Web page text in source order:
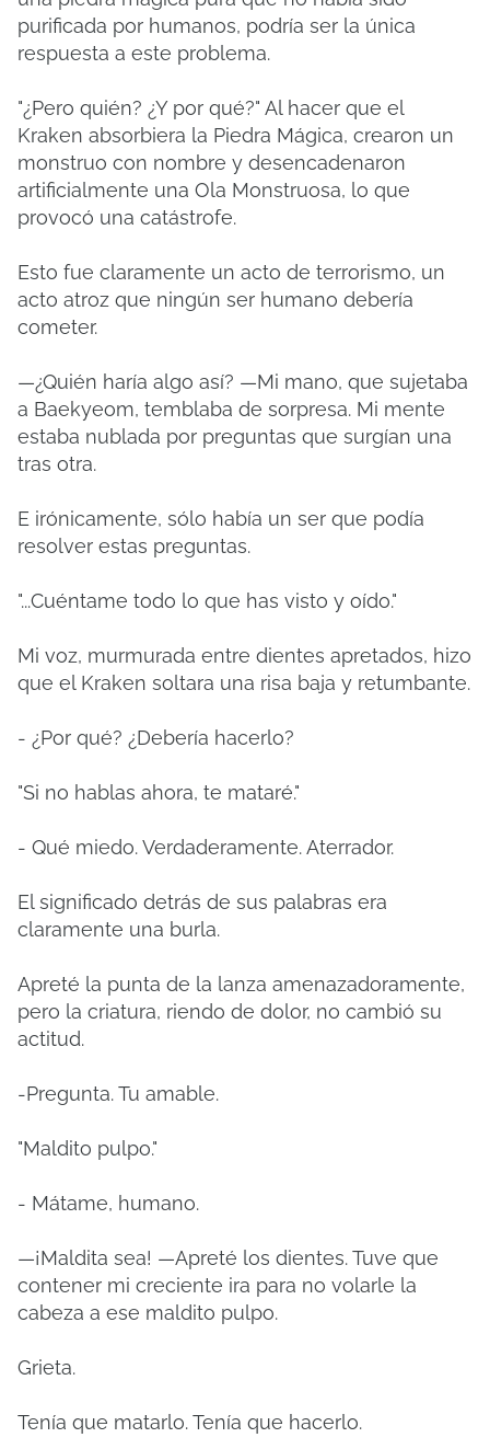
purificada por humanos, podría ser la única
respuesta a este problema.
"¿Pero quién? ¿Y por qué?" Al hacer que el
Kraken absorbiera la Piedra Mágica, crearon un
monstruo con nombre y desencadenaron
artificialmente una Ola Monstruosa, lo que
provocó una catástrofe.
Esto fue claramente un acto de terrorismo, un
acto atroz que ningún ser humano debería
cometer.
—¿Quién haría algo así? —Mi mano, que sujetaba
a Baekyeom, temblaba de sorpresa. Mi mente
estaba nublada por preguntas que surgían una
tras otra.
E irónicamente, sólo había un ser que podía
resolver estas preguntas.
"...Cuéntame todo lo que has visto y oído."
Mi voz, murmurada entre dientes apretados, hizo
que el Kraken soltara una risa baja y retumbante.
- ¿Por qué? ¿Debería hacerlo?
"Si no hablas ahora, te mataré."
- Qué miedo. Verdaderamente. Aterrador.
El significado detrás de sus palabras era
claramente una burla.
Apreté la punta de la lanza amenazadoramente,
pero la criatura, riendo de dolor, no cambió su
actitud.
-Pregunta. Tu amable.
"Maldito pulpo."
- Mátame, humano.
—¡Maldita sea! —Apreté los dientes. Tuve que
contener mi creciente ira para no volarle la
cabeza a ese maldito pulpo.
Grieta.
Tenía que matarlo. Tenía que hacerlo.